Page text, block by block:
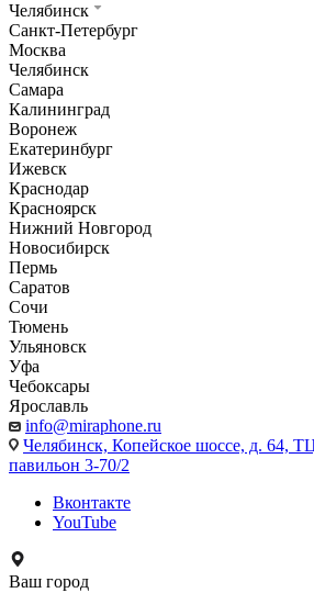
Челябинск
Санкт-Петербург
Москва
Челябинск
Самара
Калининград
Воронеж
Екатеринбург
Ижевск
Краснодар
Красноярск
Нижний Новгород
Новосибирск
Пермь
Саратов
Сочи
Тюмень
Ульяновск
Уфа
Чебоксары
Ярославль
info@miraphone.ru
Челябинск, Копейское шоссе, д. 64,
павильон 3-70/2
Вконтакте
YouTube
Ваш город